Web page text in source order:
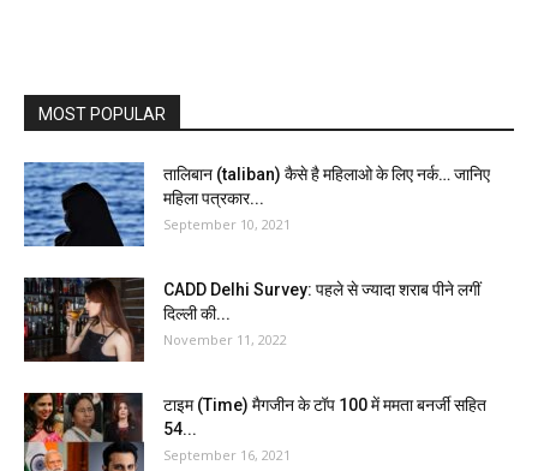
MOST POPULAR
तालिबान (taliban) कैसे है महिलाओ के लिए नर्क… जानिए
महिला पत्रकार...
September 10, 2021
CADD Delhi Survey: पहले से ज्यादा शराब पीने लगीं
दिल्ली की...
November 11, 2022
टाइम (Time) मैगजीन के टॉप 100 में ममता बनर्जी सहित
54...
September 16, 2021